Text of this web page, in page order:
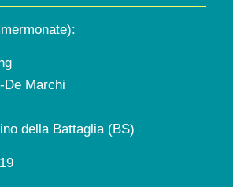
De Marchi
della Battaglia (BS)